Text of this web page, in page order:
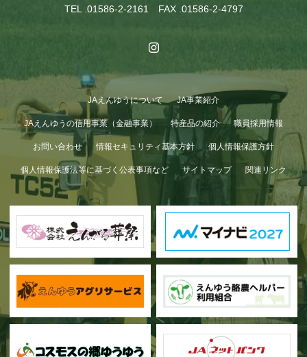
TEL .01586-2-2161 FAX .01586-2-4797
JAえんゆうについて JA事業紹介
JAえんゆうの信用事業（金融事業） 特産品の紹介 職員採用情報
お問い合わせ 情報セキュリティ基本方針 個人情報保護方針
個人情報保護法等に基づく公表事項など サイトマップ 関連リンク